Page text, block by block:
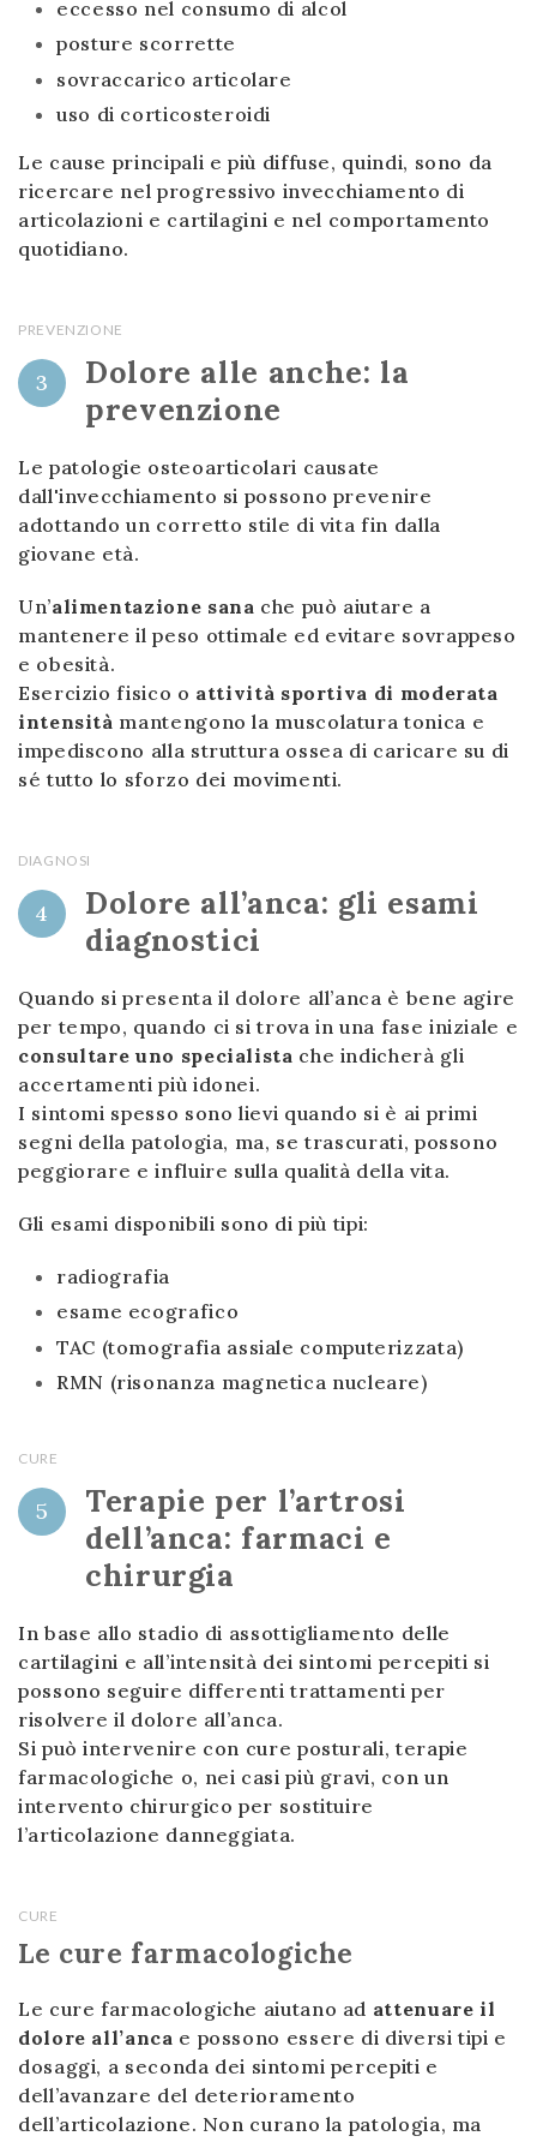
eccesso nel consumo di alcol
posture scorrette
sovraccarico articolare
uso di corticosteroidi
Le cause principali e più diffuse, quindi, sono da
ricercare nel progressivo invecchiamento di
articolazioni e cartilagini e nel comportamento
quotidiano.
PREVENZIONE
3
Dolore alle anche: la
prevenzione
Le patologie osteoarticolari causate
dall'invecchiamento si possono prevenire
adottando un corretto stile di vita fin dalla
giovane età.
Un’alimentazione sana che può aiutare a
mantenere il peso ottimale ed evitare sovrappeso
e obesità.
Esercizio fisico o attività sportiva di moderata
intensità mantengono la muscolatura tonica e
impediscono alla struttura ossea di caricare su di
sé tutto lo sforzo dei movimenti.
DIAGNOSI
4
Dolore all’anca: gli esami
diagnostici
Quando si presenta il dolore all’anca è bene agire
per tempo, quando ci si trova in una fase iniziale e
consultare uno specialista che indicherà gli
accertamenti più idonei.
I sintomi spesso sono lievi quando si è ai primi
segni della patologia, ma, se trascurati, possono
peggiorare e influire sulla qualità della vita.
Gli esami disponibili sono di più tipi:
radiografia
esame ecografico
TAC (tomografia assiale computerizzata)
RMN (risonanza magnetica nucleare)
CURE
5
Terapie per l’artrosi
dell’anca: farmaci e
chirurgia
In base allo stadio di assottigliamento delle
cartilagini e all’intensità dei sintomi percepiti si
possono seguire differenti trattamenti per
risolvere il dolore all’anca.
Si può intervenire con cure posturali, terapie
farmacologiche o, nei casi più gravi, con un
intervento chirurgico per sostituire
l’articolazione danneggiata.
CURE
Le cure farmacologiche
Le cure farmacologiche aiutano ad attenuare il
dolore all’anca e possono essere di diversi tipi e
dosaggi, a seconda dei sintomi percepiti e
dell’avanzare del deterioramento
dell’articolazione. Non curano la patologia, ma